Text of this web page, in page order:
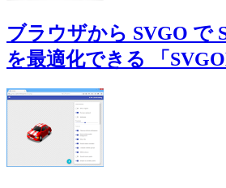
ブラウザから SVGO で
を最適化できる 「